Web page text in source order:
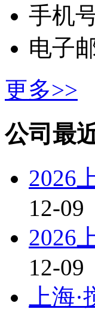
手机
电子
更多>>
公司最
2026
12-09
2026
12-09
上海